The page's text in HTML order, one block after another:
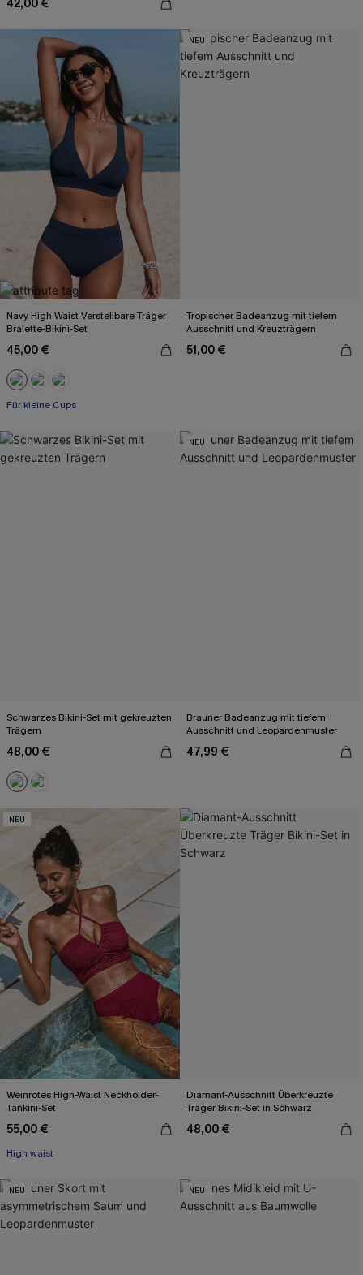
42,00 €
Navy High Waist Verstellbare Träger
Bralette-Bikini-Set
45,00 €
Für kleine Cups
NEU
Tropischer Badeanzug mit tiefem
Ausschnitt und Kreuzträgern
51,00 €
Schwarzes Bikini-Set mit gekreuzten
Trägern
48,00 €
NEU
Brauner Badeanzug mit tiefem
Ausschnitt und Leopardenmuster
47,99 €
NEU
Weinrotes High-Waist Neckholder-
Tankini-Set
55,00 €
High waist
Diamant-Ausschnitt Überkreuzte
Träger Bikini-Set in Schwarz
48,00 €
NEU NEU